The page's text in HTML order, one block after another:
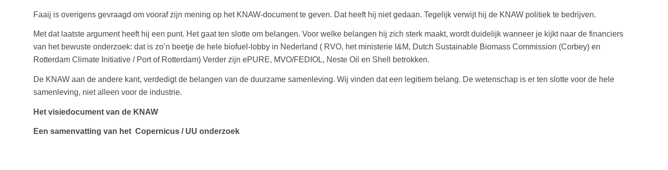
Faaij is overigens gevraagd om vooraf zijn mening op het KNAW-document te geven. Dat heeft hij niet gedaan. Tegelijk verwijt hij de KNAW politiek te bedrijven.
Met dat laatste argument heeft hij een punt. Het gaat ten slotte om belangen. Voor welke belangen hij zich sterk maakt, wordt duidelijk wanneer je kijkt naar de financiers
van het bewuste onderzoek: dat is zo’n beetje de hele biofuel-lobby in Nederland ( RVO, het ministerie I&M, Dutch Sustainable Biomass Commission (Corbey) en
Rotterdam Climate Initiative / Port of Rotterdam) Verder zijn ePURE, MVO/FEDIOL, Neste Oil en Shell betrokken.
De KNAW aan de andere kant, verdedigt de belangen van de duurzame samenleving. Wij vinden dat een legitiem belang. De wetenschap is er ten slotte voor de hele
samenleving, niet alleen voor de industrie.
Het visiedocument van de KNAW
Een samenvatting van het Copernicus / UU onderzoek